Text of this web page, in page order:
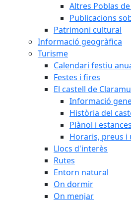
Altres Poblas
Publicacions
Patrimoni cultural
Informació geogràfica
Turisme
Calendari festiu
Festes i fires
El castell de
Informació
Història del
Plànol i
Horaris, preus i
Llocs d'interès
Rutes
Entorn natural
On dormir
On menjar